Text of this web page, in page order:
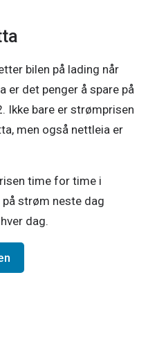
bilen på lading når
er det penger å spare på
Ikke bare er strømprisen
men også nettleia er
time for time i
på strøm neste dag